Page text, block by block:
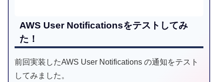
AWS User Notificationsをテストしてみ
た！
前回実装したAWS User Notifications の通知をテスト
してみました。